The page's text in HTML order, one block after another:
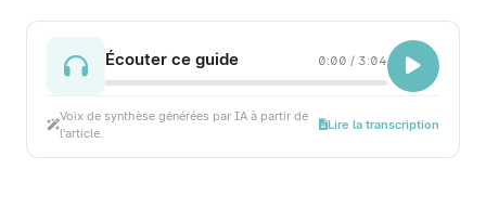
Écouter ce guide 0:00 / 3:04
Voix de synthèse générées par IA à partir de
l'article.
Lire la transcription